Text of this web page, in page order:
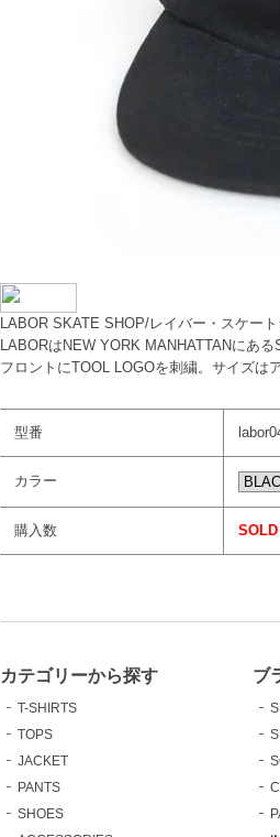
LABOR SKATE SHOP/レイバー・スケー
LABORはNEW YORK MANHATTANにある
フロントにTOOL LOGOを刺繍。サイズは
型番
カラー
購入数
カテゴリーから探す
T-SHIRTS
TOPS
JACKET
PANTS
SHOES
ブ